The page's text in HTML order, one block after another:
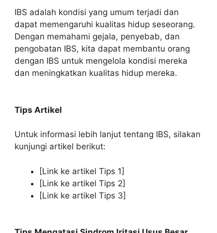
IBS adalah kondisi yang umum terjadi dan
dapat memengaruhi kualitas hidup seseorang.
Dengan memahami gejala, penyebab, dan
pengobatan IBS, kita dapat membantu orang
dengan IBS untuk mengelola kondisi mereka
dan meningkatkan kualitas hidup mereka.
Tips Artikel
Untuk informasi lebih lanjut tentang IBS, silakan
kunjungi artikel berikut:
[Link ke artikel Tips 1]
[Link ke artikel Tips 2]
[Link ke artikel Tips 3]